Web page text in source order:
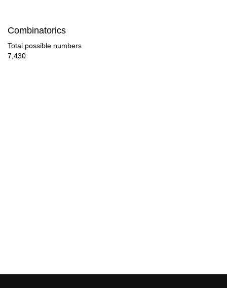
Combinatorics
Total possible numbers
7,430